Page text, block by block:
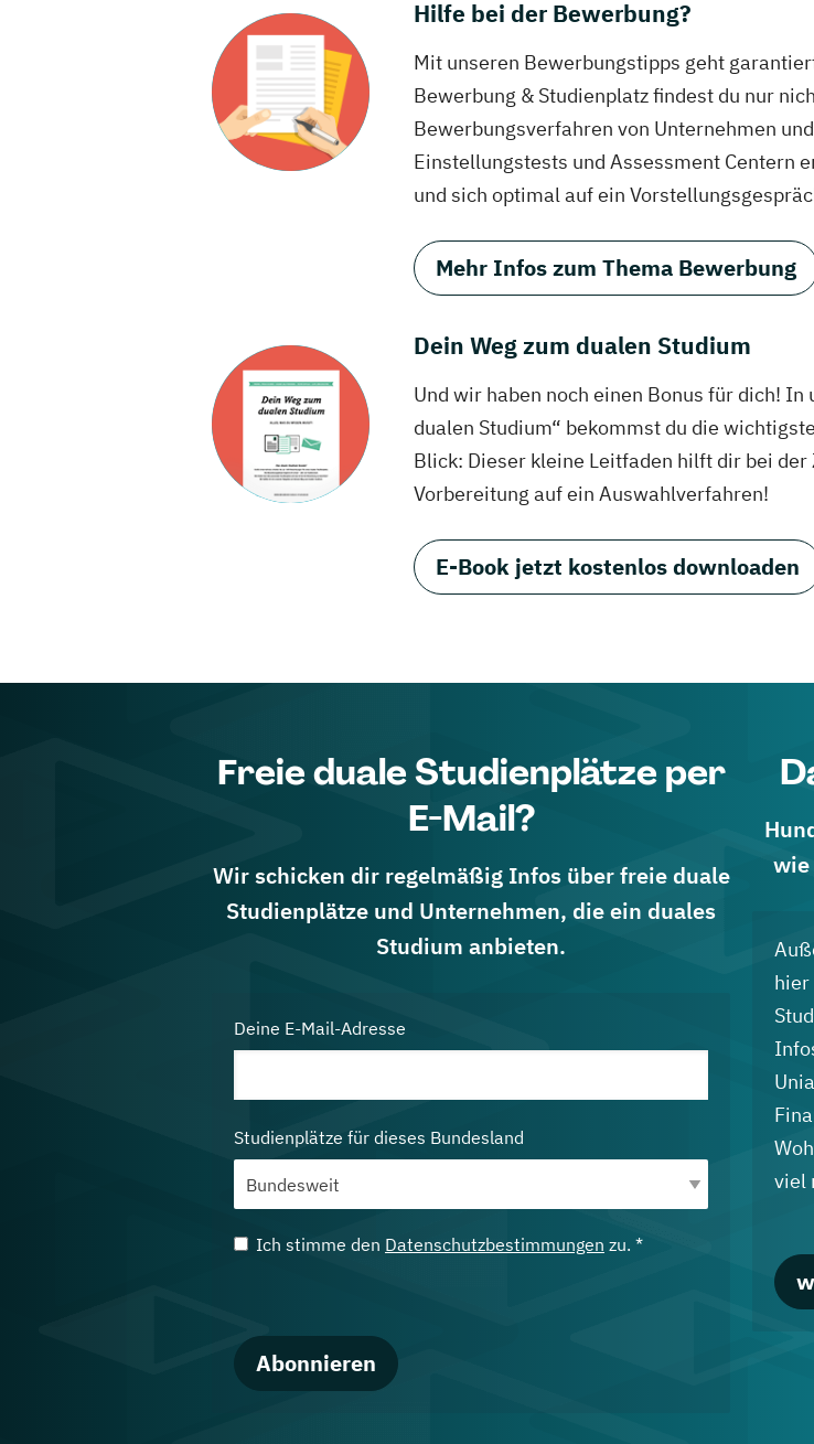
Hilfe bei der Bewerbung?
Mit unseren Bewerbungstipps geht
Bewerbung & Studienplatz findest du nur
Bewerbungsverfahren von Unternehmen
Einstellungstests und Assessment Centern
und sich optimal auf ein
Mehr Infos zum Thema Bewerbung
Dein Weg zum dualen Studium
Und wir haben noch einen Bonus für dich!
dualen Studium“ bekommst du die
Blick: Dieser kleine Leitfaden hilft dir bei
Vorbereitung auf ein Auswahlverfahren!
E-Book jetzt kostenlos downloaden
Freie duale Studienplätze per
E-Mail?
Wir schicken dir regelmäßig Infos über freie duale
Studienplätze und Unternehmen, die ein duales
Studium anbieten.
Deine E-Mail-Adresse
Studienplätze für dieses Bundesland
Ich stimme den Datenschutzbestimmungen zu. *
Abonnieren
wie
hier
viel